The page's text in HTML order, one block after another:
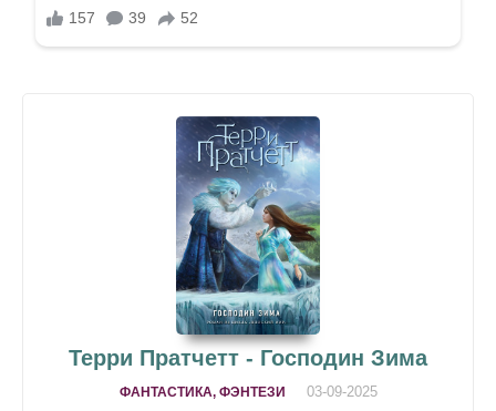
Терри Пратчетт - Господин Зима
ФАНТАСТИКА, ФЭНТЕЗИ 03-09-2025